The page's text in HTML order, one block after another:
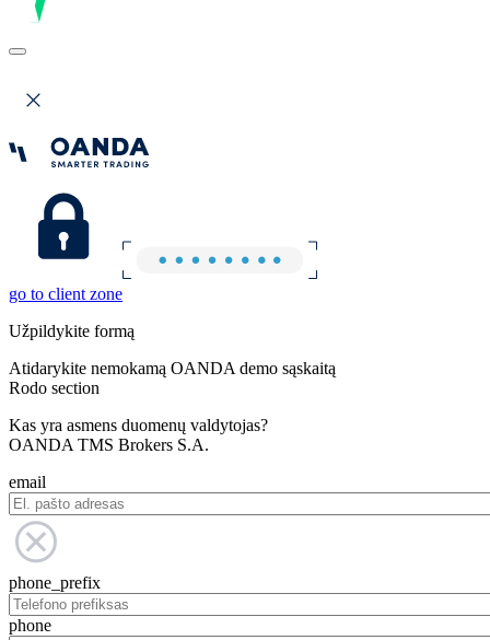
go to client zone
Užpildykite formą
Atidarykite nemokamą OANDA demo sąskaitą
Rodo section
Kas yra asmens duomenų valdytojas?
OANDA TMS Brokers S.A.
email
phone_prefix
phone